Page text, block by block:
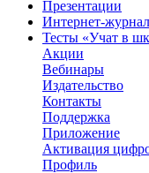
Презентации
Интернет-
Тесты «Учат в
Акции
Вебинары
Издательство
Контакты
Поддержка
Приложение
Активация
Профиль